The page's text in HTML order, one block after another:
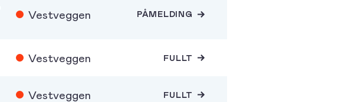
Vestveggen PÅMELDING
Vestveggen FULLT
Vestveggen FULLT